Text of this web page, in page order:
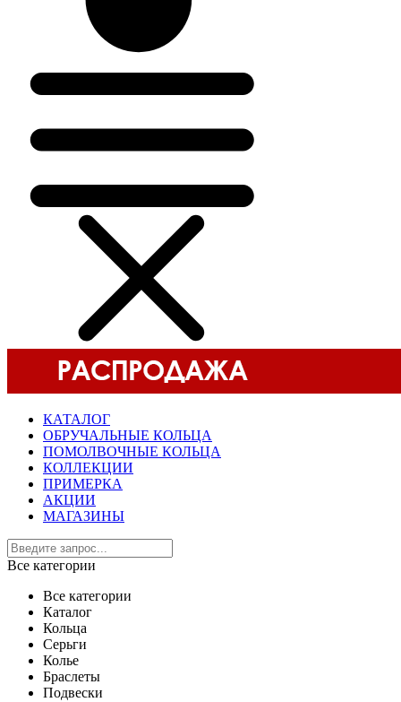
КАТАЛОГ
ОБРУЧАЛЬНЫЕ КОЛЬЦА
ПОМОЛВОЧНЫЕ КОЛЬЦА
КОЛЛЕКЦИИ
ПРИМЕРКА
АКЦИИ
МАГАЗИНЫ
Все категории
Все категории
Каталог
Кольца
Серьги
Колье
Браслеты
Подвески